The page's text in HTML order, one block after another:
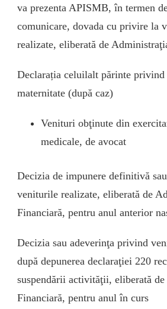
va prezenta APISMB, în termen
comunicare, dovada cu privire la
realizate, eliberată de
Declarația celuilalt părinte privind
maternitate (după caz)
Venituri obţinute din
medicale, de avocat
Decizia de impunere definitivă
veniturile realizate, eliberată de
Financiară, pentru anul anterior
Decizia sau adeverinţa privind
după depunerea declaraţiei 220
suspendării activităţii, eliberată
Financiară, pentru anul în curs